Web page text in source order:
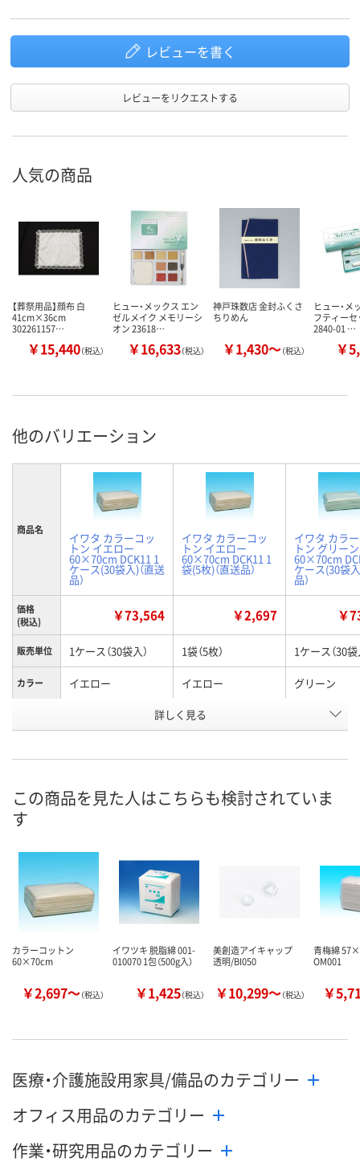
レビューを書く
レビューをリクエストする
人気の商品
【葬祭用品】顔布 白
41cm×36cm
302261157…
￥15,440（税込）
ヒュー・メックス エン
ゼルメイク メモリーシ
オン 23618…
￥16,633（税込）
神戸珠数店 金封ふくさ
ちりめん
￥1,430～（税込）
ヒュー・メ
フティー
2840-01 …
￥
他のバリエーション
商品名
イワタ カラーコッ
トン イエロー
60×70cm DCK11 1
ケース(30袋入)（直送
品）
イワタ カラーコッ
トン イエロー
60×70cm DCK11 1
袋(5枚)（直送品）
イワタ カラ
トン グリーン
60×70cm
ケース(30袋
品）
価格
(税込)
￥73,564 ￥2,697 ￥
販売単位 1ケース（30袋入） 1袋（5枚） 1ケース（30袋
カラー イエロー イエロー グリーン
AX59812 AX59813
カゴへ カ
詳しく見る
この商品を見た人はこちらも検討されていま
す
カラーコットン
60×70cm
￥2,697～（税込）
イワツキ 脱脂綿 001-
010070 1包（500g入）
￥1,425（税込）
美創造アイキャップ
透明/BI050
￥10,299～（税込）
青梅綿
OM001
￥
医療・介護施設用家具/備品のカテゴリー
オフィス用品のカテゴリー
作業・研究用品のカテゴリー